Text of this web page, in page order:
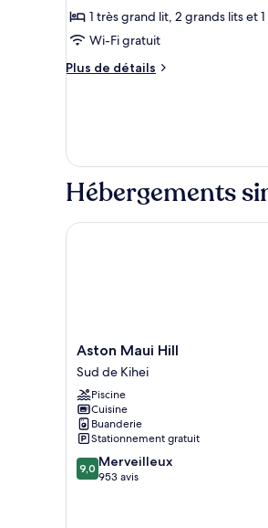
la
montagne
ce
type
de
lits,
climatisation,
sur
1 très grand lit, 2 grands lits et
Wi-Fi gratuit
Plus de détails
Plus
Plusieurs
lits,
climatisation,
sur
Hébergements
Aston
Maui
Hill
Sud
de
Kihei
Aston Maui Hill
Sud de Kihei
Piscine
Cuisine
Buanderie
Stationnement gratuit
9.0
sur
9,0 Merveilleux
953 avis
Aston Maui Hill